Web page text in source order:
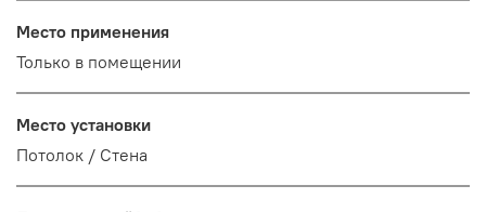
Место применения
Только в помещении
Место установки
Потолок / Cтена